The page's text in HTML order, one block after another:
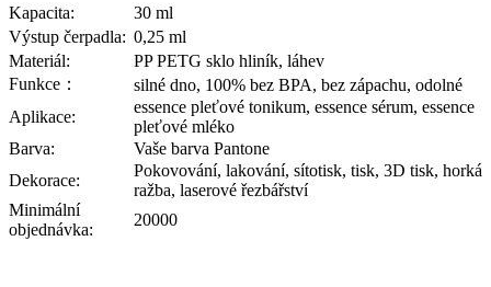
Kapacita:
30 ml
Výstup čerpadla: 0,25 ml
Materiál:
PP PETG sklo hliník, láhev
Funkce：
silné dno, 100% bez BPA, bez zápachu, odolné
Aplikace:
essence pleťové tonikum, essence sérum, essence
pleťové mléko
Barva:
Vaše barva Pantone
Dekorace:
Pokovování, lakování, sítotisk, tisk, 3D tisk, horká
ražba, laserové řezbářství
Minimální
objednávka:
20000